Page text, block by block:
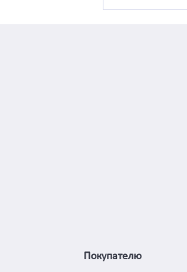
Покупателю